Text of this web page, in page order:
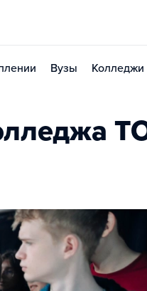
Вузы Колледжи